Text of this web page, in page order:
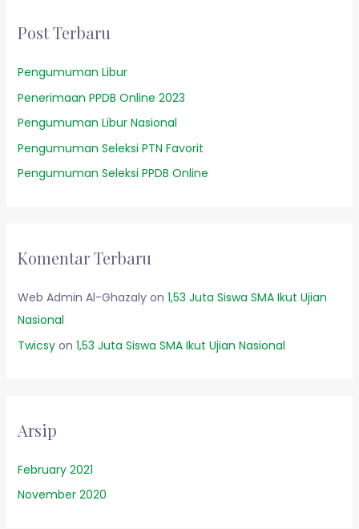
Post Terbaru
Pengumuman Libur
Penerimaan PPDB Online 2023
Pengumuman Libur Nasional
Pengumuman Seleksi PTN Favorit
Pengumuman Seleksi PPDB Online
Komentar Terbaru
Web Admin Al-Ghazalyon 1,53 Juta Siswa SMA Ikut Ujian
Nasional
Twicsyon 1,53 Juta Siswa SMA Ikut Ujian Nasional
Arsip
February 2021
November 2020